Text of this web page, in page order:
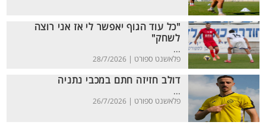
"כל עוד הגוף יאפשר לי אז אני רוצה
לשחק"
...
פלאשנט ספורט | 28/7/2026
דולב חזיזה חתם במכבי נתניה
...
פלאשנט ספורט | 26/7/2026